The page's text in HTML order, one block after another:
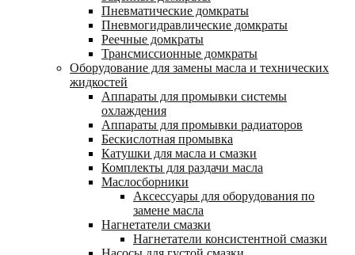
Пневматические домкраты
Пневмогидравлические домкраты
Реечные домкраты
Трансмиссионные домкраты
Оборудование для замены масла и технических
жидкостей
Аппараты для промывки системы
охлаждения
Аппараты для промывки радиаторов
Бескислотная промывка
Катушки для масла и смазки
Комплекты для раздачи масла
Маслосборники
Аксессуары для оборудования по
замене масла
Нагнетатели смазки
Нагнетатели консистентной смазки